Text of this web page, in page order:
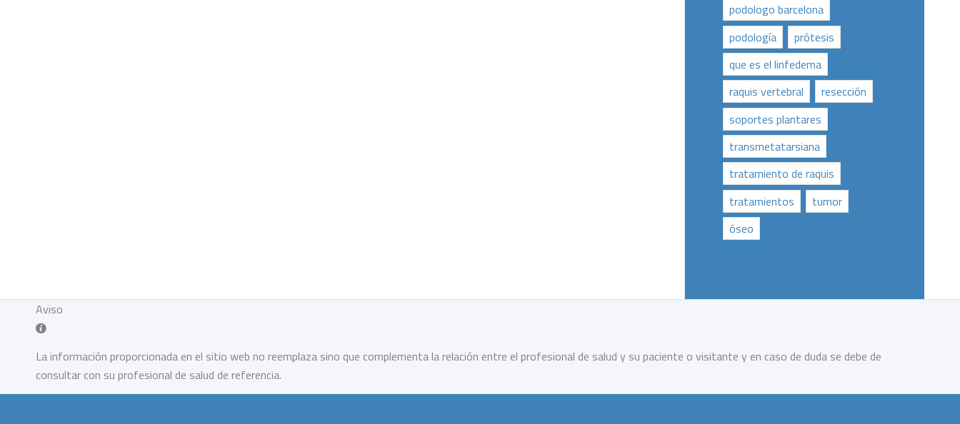
podologo barcelona
podología
prótesis
que es el linfedema
raquis vertebral
resección
soportes plantares
transmetatarsiana
tratamiento de raquis
tratamientos
tumor
óseo
Aviso
La información proporcionada en el sitio web no reemplaza sino que complementa la relación entre el profesional de salud y su paciente o visitante y en caso de duda se debe de
consultar con su profesional de salud de referencia.